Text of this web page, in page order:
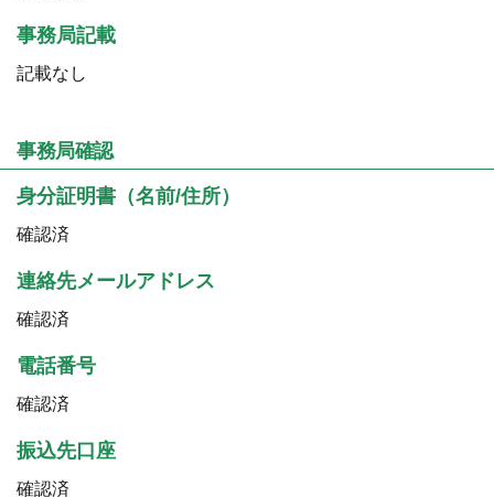
事務局記載
記載なし
事務局確認
身分証明書（名前/住所）
確認済
連絡先メールアドレス
確認済
電話番号
確認済
振込先口座
確認済